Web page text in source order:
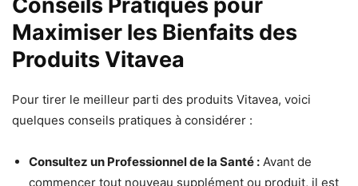
Maximiser les Bienfaits des
Produits Vitavea
Pour tirer le meilleur parti des produits Vitavea, voici
quelques conseils pratiques à considérer :
Consultez un Professionnel de la Santé : Avant de
commencer tout nouveau supplément ou produit, il est